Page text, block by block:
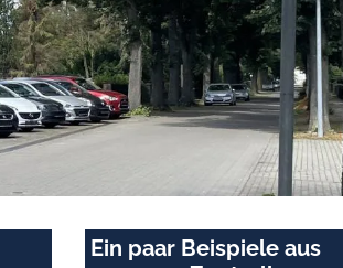
Ein paar Beispiele aus